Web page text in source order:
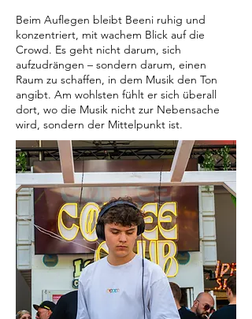
Beim Auflegen bleibt Beeni ruhig und
konzentriert, mit wachem Blick auf die
Crowd. Es geht nicht darum, sich
aufzudrängen – sondern darum, einen
Raum zu schaffen, in dem Musik den Ton
angibt. Am wohlsten fühlt er sich überall
dort, wo die Musik nicht zur Nebensache
wird, sondern der Mittelpunkt ist.